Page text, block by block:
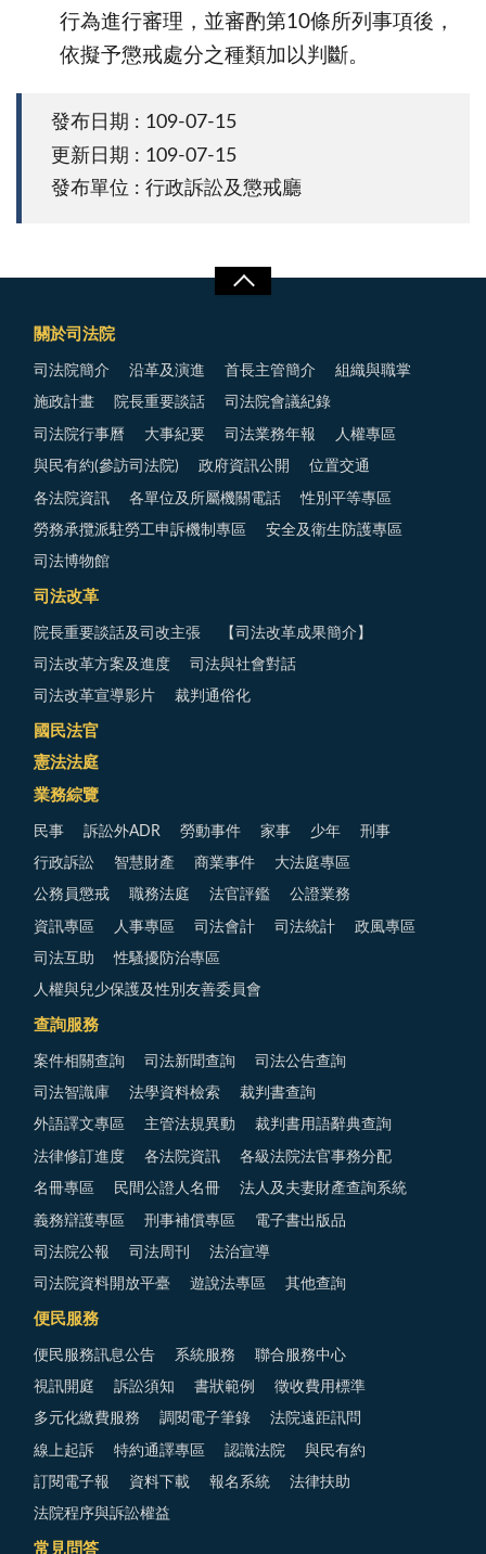
行為進行審理，並審酌第10條所列事項後，
依擬予懲戒處分之種類加以判斷。
發布日期 : 109-07-15
更新日期 : 109-07-15
發布單位 : 行政訴訟及懲戒廳
關於司法院
司法院簡介 沿革及演進 首長主管簡介 組織與職掌
施政計畫 院長重要談話 司法院會議紀錄
司法院行事曆 大事紀要 司法業務年報 人權專區
與民有約(參訪司法院) 政府資訊公開 位置交通
各法院資訊 各單位及所屬機關電話 性別平等專區
勞務承攬派駐勞工申訴機制專區 安全及衛生防護專區
司法博物館
司法改革
院長重要談話及司改主張 【司法改革成果簡介】
司法改革方案及進度 司法與社會對話
司法改革宣導影片 裁判通俗化
國民法官
憲法法庭
業務綜覽
民事 訴訟外ADR 勞動事件 家事 少年 刑事
行政訴訟 智慧財產 商業事件 大法庭專區
公務員懲戒 職務法庭 法官評鑑 公證業務
資訊專區 人事專區 司法會計 司法統計 政風專區
司法互助 性騷擾防治專區
人權與兒少保護及性別友善委員會
查詢服務
案件相關查詢 司法新聞查詢 司法公告查詢
司法智識庫 法學資料檢索 裁判書查詢
外語譯文專區 主管法規異動 裁判書用語辭典查詢
法律修訂進度 各法院資訊 各級法院法官事務分配
名冊專區 民間公證人名冊 法人及夫妻財產查詢系統
義務辯護專區 刑事補償專區 電子書出版品
司法院公報 司法周刊 法治宣導
司法院資料開放平臺 遊說法專區 其他查詢
便民服務
便民服務訊息公告 系統服務 聯合服務中心
視訊開庭 訴訟須知 書狀範例 徵收費用標準
多元化繳費服務 調閱電子筆錄 法院遠距訊問
線上起訴 特約通譯專區 認識法院 與民有約
訂閱電子報 資料下載 報名系統 法律扶助
法院程序與訴訟權益
常見問答